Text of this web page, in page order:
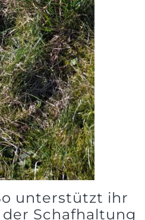
unterstützt ihr
Schafhaltung